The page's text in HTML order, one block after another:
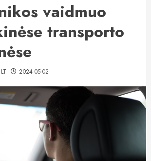
vaidmuo
transporto
2024-05-02